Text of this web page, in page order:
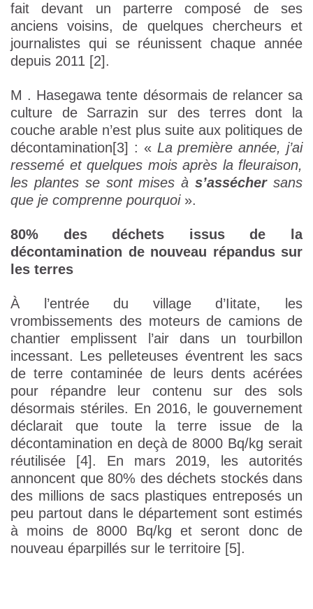
fait devant un parterre composé de ses
anciens voisins, de quelques chercheurs et
journalistes qui se réunissent chaque année
depuis 2011 [2].
M . Hasegawa tente désormais de relancer sa
culture de Sarrazin sur des terres dont la
couche arable n’est plus suite aux politiques de
décontamination[3] : « La première année, j’ai
ressemé et quelques mois après la fleuraison,
les plantes se sont mises às’asséchersans
que je comprenne pourquoi».
80% des déchets issus de la
décontamination de nouveau répandus sur
les terres
À l’entrée du village d’Iitate, les
vrombissements des moteurs de camions de
chantier emplissent l’air dans un tourbillon
incessant. Les pelleteuses éventrent les sacs
de terre contaminée de leurs dents acérées
pour répandre leur contenu sur des sols
désormais stériles. En 2016, le gouvernement
déclarait que toute la terre issue de la
décontamination en deçà de 8000 Bq/kg serait
réutilisée [4]. En mars 2019, les autorités
annoncent que 80% des déchets stockés dans
des millions de sacs plastiques entreposés un
peu partout dans le département sont estimés
à moins de 8000 Bq/kg et seront donc de
nouveau éparpillés sur le territoire [5].